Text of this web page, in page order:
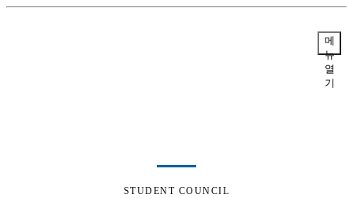
메
뉴
열
기
STUDENT COUNCIL